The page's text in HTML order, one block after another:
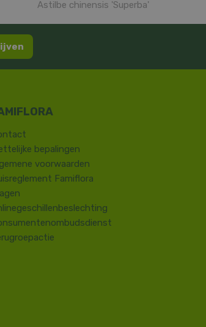
Astilbe chinensis 'Superba'
bepalingen
voorwaarden
Famiflora